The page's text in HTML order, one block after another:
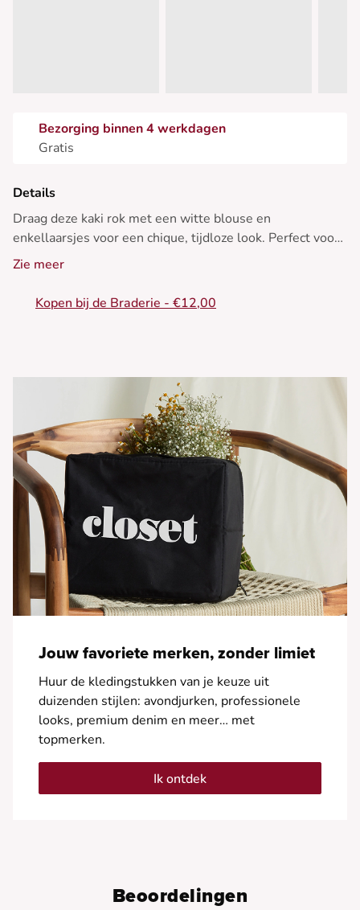
Bezorging binnen 4 werkdagen
Gratis
Details
Draag deze kaki rok met een witte blouse en
enkellaarsjes voor een chique, tijdloze look. Perfect voor
het hele jaar.
- Korte rok
- Wikkelvormig model
- Elegante kaki kleur
Zie meer
Kopen bij de Braderie - €12,00
Jouw favoriete merken, zonder limiet
Huur de kledingstukken van je keuze uit
duizenden stijlen: avondjurken, professionele
looks, premium denim en meer… met
topmerken.
Ik ontdek
Beoordelingen